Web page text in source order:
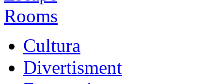
Cultura
Divertisment